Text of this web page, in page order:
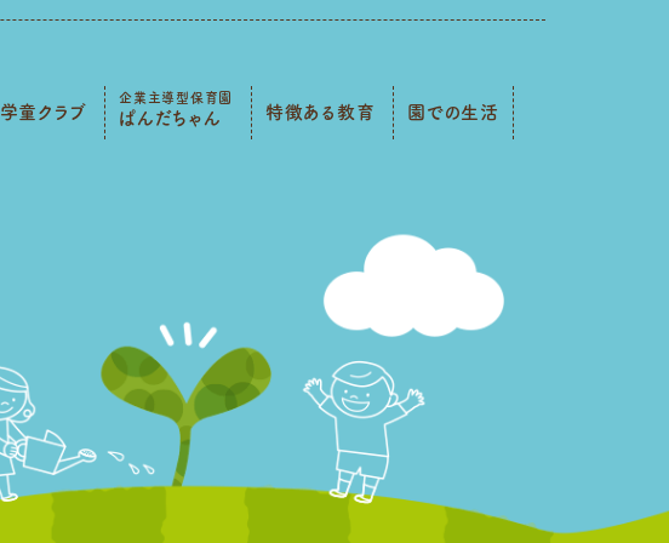
学童クラブ
企業主導型保育園
ぱんだちゃん 特徴ある教育 園での生活